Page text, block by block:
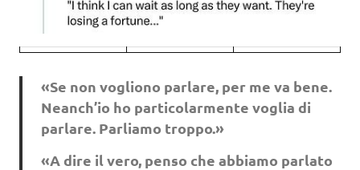
«Se non vogliono parlare, per me va bene.
Neanch’io ho particolarmente voglia di
parlare. Parliamo troppo.»
«A dire il vero, penso che abbiamo parlato